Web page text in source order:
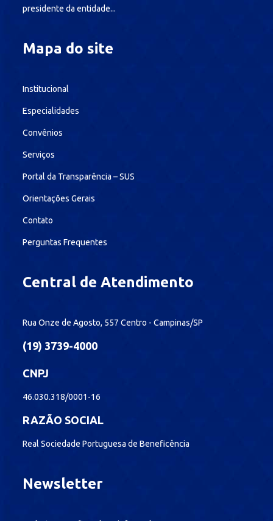
presidente da entidade...
Mapa do site
Institucional
Especialidades
Convênios
Serviços
Portal da Transparência – SUS
Orientações Gerais
Contato
Perguntas Frequentes
Central de Atendimento
Rua Onze de Agosto, 557 Centro - Campinas/SP
(19) 3739-4000
CNPJ
46.030.318/0001-16
RAZÃO SOCIAL
Real Sociedade Portuguesa de Beneficência
Newsletter